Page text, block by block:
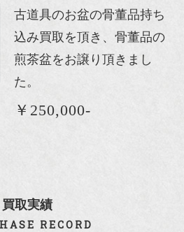
古道具のお盆の骨董品持ち
込み買取を頂き、骨董品の
煎茶盆をお譲り頂きまし
た。
￥250,000-
買取実績
RECORD